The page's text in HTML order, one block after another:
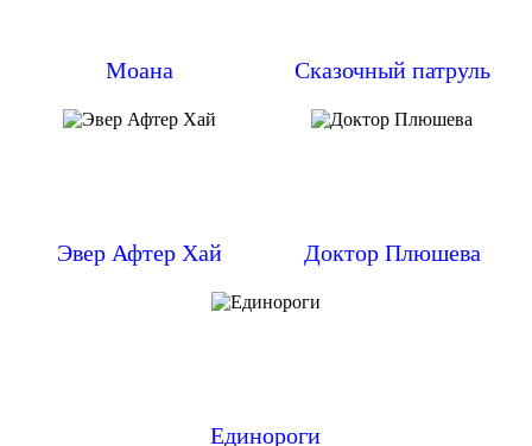
Моана Сказочный патруль
Эвер Афтер Хай Доктор Плюшева
Единороги